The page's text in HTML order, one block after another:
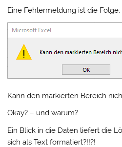
Eine Fehlermeldung ist die Folge:
Kann den markierten Bereich
Okay? – und warum?
Ein Blick in die Daten liefert die
sich als Text formatiert?!!?!